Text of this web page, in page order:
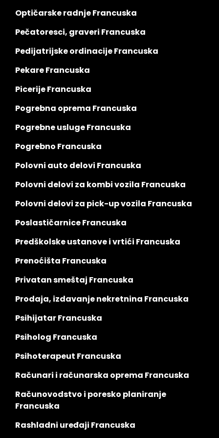
Optičarske radnje Francuska
Pečatoresci, graveri Francuska
Pedijatrijske ordinacije Francuska
Pekare Francuska
Picerije Francuska
Pogrebna oprema Francuska
Pogrebne usluge Francuska
Pogrebno Francuska
Polovni auto delovi Francuska
Polovni delovi za kombi vozila Francuska
Polovni delovi za pick-up vozila Francuska
Poslastičarnice Francuska
Predškolske ustanove i vrtići Francuska
Prenoćišta Francuska
Privatan smeštaj Francuska
Prodaja, izdavanje nekretnina Francuska
Psihijatar Francuska
Psiholog Francuska
Psihoterapeut Francuska
Računari i računarska oprema Francuska
Računovodstvo i poresko planiranje
Francuska
Rashladni uređaji Francuska